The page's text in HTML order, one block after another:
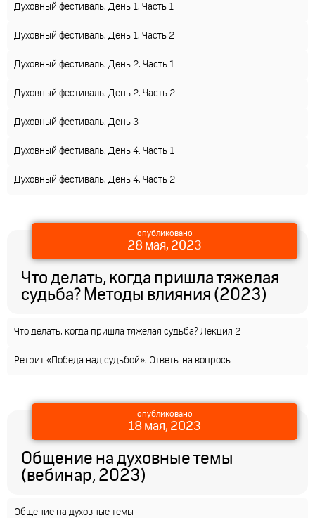
Духовный фестиваль. День 1. Часть 1
Духовный фестиваль. День 1. Часть 2
Духовный фестиваль. День 2. Часть 1
Духовный фестиваль. День 2. Часть 2
Духовный фестиваль. День 3
Духовный фестиваль. День 4. Часть 1
Духовный фестиваль. День 4. Часть 2
опубликовано
28 мая, 2023
Что делать, когда пришла тяжелая
судьба? Методы влияния (2023)
Что делать, когда пришла тяжелая судьба? Лекция 2
Ретрит «Победа над судьбой». Ответы на вопросы
опубликовано
18 мая, 2023
Общение на духовные темы
(вебинар, 2023)
Общение на духовные темы